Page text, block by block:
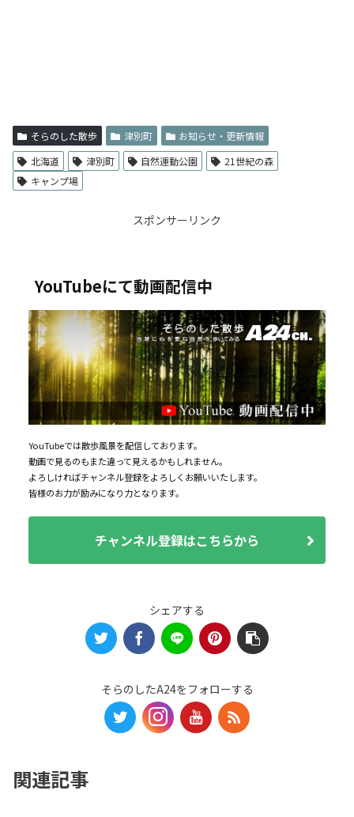
そらのした散歩 津別町
お知らせ・更新情報
北海道
津別町 自然運動公園
21世紀の森
キャンプ場
スポンサーリンク
YouTubeにて動画配信中
YouTubeでは散歩風景を配信しております。
動画で見るのもまた違って見えるかもしれません。
よろしければチャンネル登録をよろしくお願いいたします。
皆様のお力が励みになり力となります。
チャンネル登録はこちらから
シェアする
そらのしたA24をフォローする
関連記事